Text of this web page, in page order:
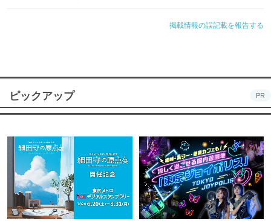
掲載情報の誤記載を報告する
ピックアップ PR